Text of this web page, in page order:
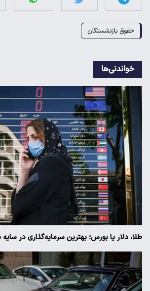
حقوق بازنشستگان
خواندنی‌ها
طلا، دلار یا بورس؛ بهترین سرمایه‌گذاری در